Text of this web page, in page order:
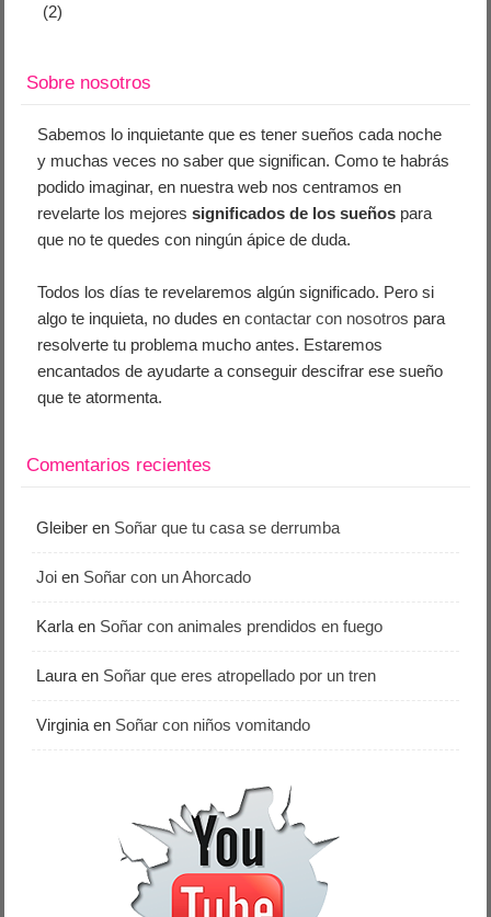
(2)
Sobre nosotros
Sabemos lo inquietante que es tener sueños cada noche
y muchas veces no saber que significan. Como te habrás
podido imaginar, en nuestra web nos centramos en
revelarte los mejoressignificados de los sueños para
que no te quedes con ningún ápice de duda.
Todos los días te revelaremos algún significado. Pero si
algo te inquieta, no dudes encontactar con nosotros para
resolverte tu problema mucho antes. Estaremos
encantados de ayudarte a conseguir descifrar ese sueño
que te atormenta.
Comentarios recientes
Gleiber en Soñar que tu casa se derrumba
Joi en Soñar con un Ahorcado
Karla en Soñar con animales prendidos en fuego
Laura en Soñar que eres atropellado por un tren
Virginia en Soñar con niños vomitando